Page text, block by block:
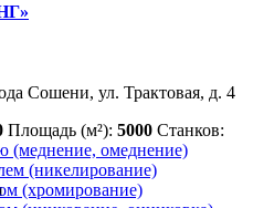
(меднение, омеднение)
(никелирование)
(хромирование)
Сошени, ул. Трактовая, д. 4
Площадь (м²): 5000 Станков: